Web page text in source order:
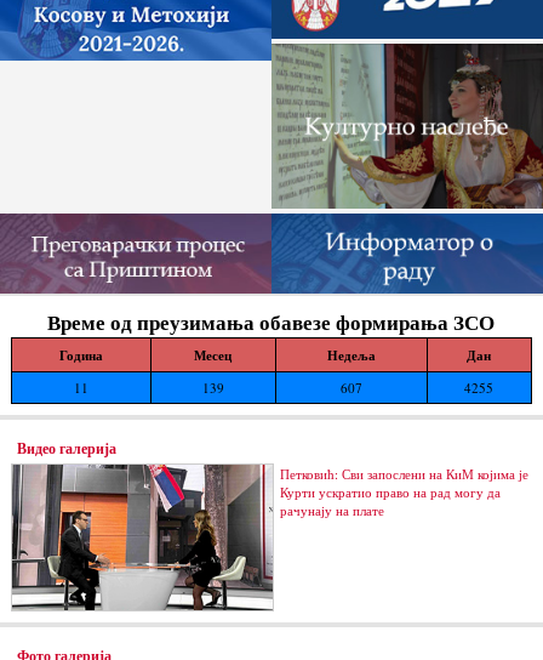
Време од преузимања обавезе формирања ЗСО
Година Месец Недеља Дан
11 139 607 4255
Видео галерија
Петковић: Сви запослени на КиМ којима је
Курти ускратио право на рад могу да
рачунају на плате
Фото галерија